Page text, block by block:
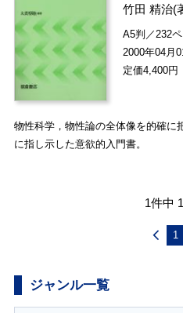
竹田 精治(
A5判／232
2000年04月
定価4,400円
物性科学，物性論の全体像を的確に
に指し示した意欲的入門書。
1件中
1
ジャンル一覧